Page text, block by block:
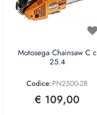
Motosega Chainsaw C c
25.4
Codice: PN2500-2B
€ 109,00